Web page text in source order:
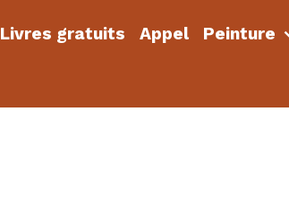
Livres gratuits Appel Peinture